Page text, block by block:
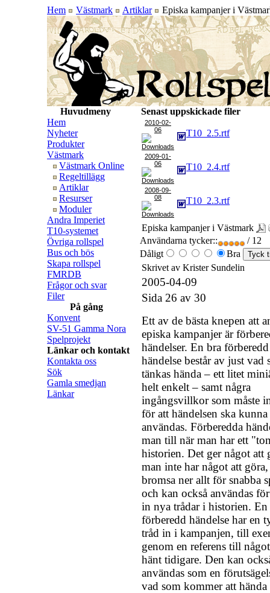
Hem Västmark Artiklar Episka kampanjer i
Huvudmeny
Hem
Nyheter
Produkter
Västmark
Västmark Online
Regeltillägg
Artiklar
Resurser
Moduler
Andra Imperiet
T10-systemet
Övriga rollspel
Bus och bös
Skapa rollspel
FMRDB
Frågor och svar
Filer
På gång
Konvent
SV-51 Gamma Nora
Spelprojekt
Länkar och kontakt
Kontakta oss
Sök
Gamla smedjan
Länkar
Senast uppskickade filer
2010-02-
06
T10_2.5.rtf
2009-01-
06
T10_2.4.rtf
2008-09-
08
T10_2.3.rtf
Episka kampanjer i Västmark
Användarna tycker::
/ 12
Dåligt
Bra
Skrivet av Krister Sundelin
2005-04-09
Sida 26 av 30
Ett av de bästa knepen att
episka kampanjer är
händelser. En bra förberedd
händelse består av just vad
tänkas hända – ett litet
helt enkelt – samt några
ingångsvillkor som måste
för att händelsen ska kunna
användas. Förberedda
man till när man har ett
historien. Det ger något att
man inte har något att
bromsa ner allt för snabba
och kan också användas
in nya trådar i historien. En
förberedd händelse har en
tråd in i kampanjen, till
genom en referens till
hänt tidigare. Den kan
användas som en
vad som kommer att hända